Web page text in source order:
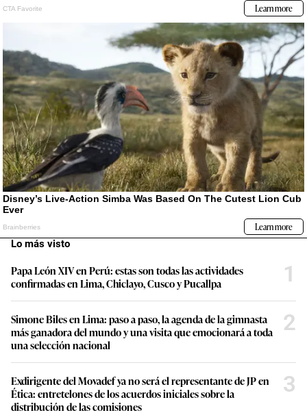
Lo más visto
Papa León XIV en Perú: estas son todas las actividades
confirmadas en Lima, Chiclayo, Cusco y Pucallpa
1
Simone Biles en Lima: paso a paso, la agenda de la gimnasta
más ganadora del mundo y una visita que emocionará a toda
una selección nacional
2
Exdirigente del Movadef ya no será el representante de JP en
Ética: entretelones de los acuerdos iniciales sobre la
distribución de las comisiones
3